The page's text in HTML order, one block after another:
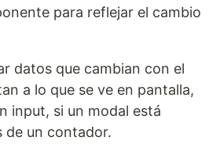
para reflejar el cambio
datos que cambian con el
a lo que se ve en pantalla,
input, si un modal está
de un contador.